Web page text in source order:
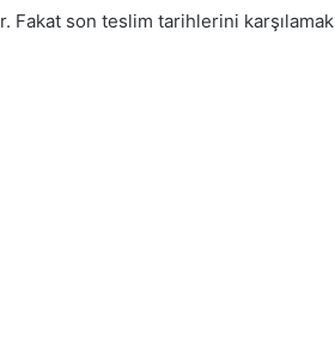
Fakat son teslim tarihlerini karşılamak